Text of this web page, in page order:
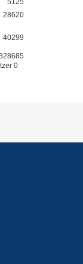
5125
28620
40299
0